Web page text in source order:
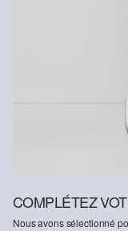
Soutien à Better
vous soutenez notre
Cotton consistant à
prospérer, tout en
Cotton soutient les
écologique et
agricultrices aux
issu d’un système de
COMPLÉTEZ
Nous avons sélectionné